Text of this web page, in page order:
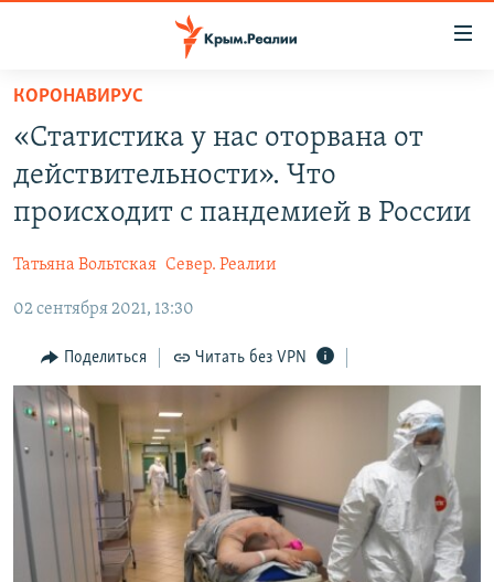
Вернуться
основному
содержанию
главной
Вернутся
поиску
11 ЛЕТ ОККУПАЦИИ КРЫМА. 11 ИСТОРИЙ СОПРОТИВЛЕНИЯ
ЕЩЕ
ИНТЕРАКТИВ
ИНФОГРАФИКА
ТЕЛЕПРОЕКТ КРЫМ.РЕАЛИИ
СОВЕТЫ ПРАВОЗАЩИТНИКОВ
ПРОПАВШИЕ БЕЗ ВЕСТИ
ПОБЕДИТЕЛЕЙ НЕ СУДЯТ?
КРЫМ.НЕПОКОРЕННЫЙ
РАДІО СВОБОДА
КАК ОБОЙТИ БЛОКИРОВКУ
Українською
Qırımtatar
ПРИСОЕДИНЯЙТЕСЬ!
КОРОНАВИРУС
«Статистика у нас оторвана от
действительности». Что
происходит с пандемией в России
Татьяна Вольтская Север. Реалии
02 сентября 2021, 13:30
Поделиться Читать без VPN